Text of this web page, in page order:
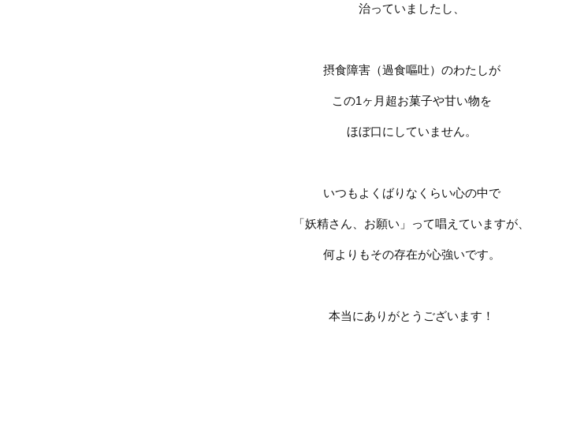
治っていましたし、
摂食障害（過食嘔吐）のわたしが
この1ヶ月超お菓子や甘い物を
ほぼ口にしていません。
いつもよくばりなくらい心の中で
「妖精さん、お願い」って唱えていますが、
何よりもその存在が心強いです。
本当にありがとうございます！